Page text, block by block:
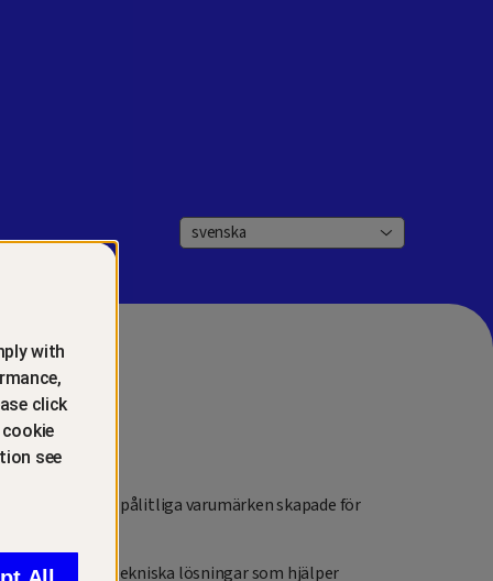
svenska
en familj av pålitliga varumärken skapade för
lättanvända tekniska lösningar som hjälper
with
click
see